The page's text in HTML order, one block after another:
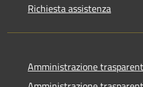
Richiesta assistenza
Amministrazione